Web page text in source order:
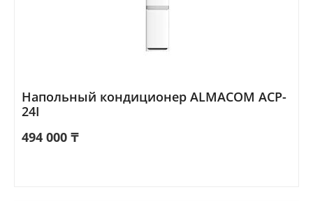
Напольный кондиционер ALMACOM ACP-
24I
494 000 ₸